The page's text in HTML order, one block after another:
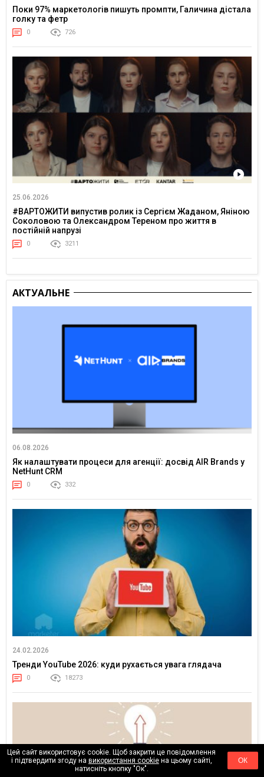
Поки 97% маркетологів пишуть промпти, Галичина дістала
голку та фетр
0 726
25.06.2026
#ВАРТОЖИТИ випустив ролик із Сергієм Жаданом, Яніною
Соколовою та Олександром Тереном про життя в
постійній напрузі
0 3211
АКТУАЛЬНЕ
06.08.2026
Як налаштувати процеси для агенції: досвід AIR Brands у
NetHunt CRM
0 332
24.02.2026
Тренди YouTube 2026: куди рухається увага глядача
0 18273
Цей сайт використовує cookie. Щоб закрити це повідомлення
і підтвердити згоду на використання cookieна цьому сайті,
натисніть кнопку "Ок".
ОК